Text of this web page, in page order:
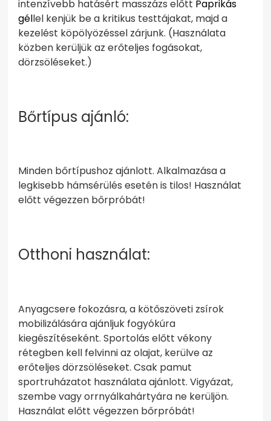
intenzívebb hatásért masszázs előtt Paprikás
géllel kenjük be a kritikus testtájakat, majd a
kezelést köpölyözéssel zárjunk. (Használata
közben kerüljük az erőteljes fogásokat,
dörzsöléseket.)
Bőrtípus ajánló:
Minden bőrtípushoz ajánlott. Alkalmazása a
legkisebb hámsérülés esetén is tilos! Használat
előtt végezzen bőrpróbát!
Otthoni használat:
Anyagcsere fokozásra, a kötőszöveti zsírok
mobilizálására ajánljuk fogyókúra
kiegészítéseként. Sportolás előtt vékony
rétegben kell felvinni az olajat, kerülve az
erőteljes dörzsöléseket. Csak pamut
sportruházatot használata ajánlott. Vigyázat,
szembe vagy orrnyálkahártyára ne kerüljön.
Használat előtt végezzen bőrpróbát!